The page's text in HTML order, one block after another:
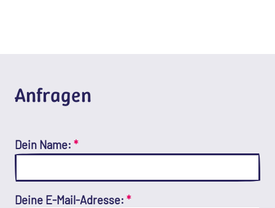
Anfragen
Dein Name: *
Deine E-Mail-Adresse: *